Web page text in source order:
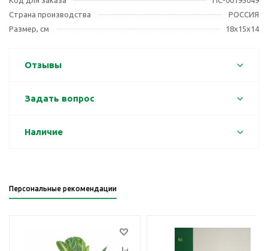
Страна производства
РОССИЯ
Размер, см
18х15х14
Отзывы
Задать вопрос
Наличие
Персональные рекомендации